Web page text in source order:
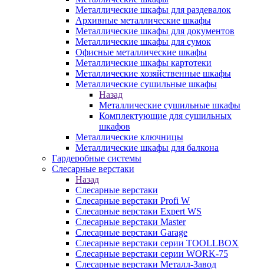
Металлические шкафы для раздевалок
Архивные металлические шкафы
Металлические шкафы для документов
Металлические шкафы для сумок
Офисные металлические шкафы
Металлические шкафы картотеки
Металлические хозяйственные шкафы
Металлические сушильные шкафы
Назад
Металлические сушильные шкафы
Комплектующие для сушильных
шкафов
Металлические ключницы
Металлические шкафы для балкона
Гардеробные системы
Слесарные верстаки
Назад
Слесарные верстаки
Слесарные верстаки Profi W
Слесарные верстаки Expert WS
Слесарные верстаки Master
Слесарные верстаки Garage
Слесарные верстаки серии TOOLLBOX
Слесарные верстаки серии WORK-75
Слесарные верстаки Металл-Завод